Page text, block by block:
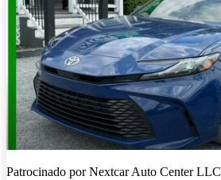
Patrocinado porNextcar Auto Center LLC